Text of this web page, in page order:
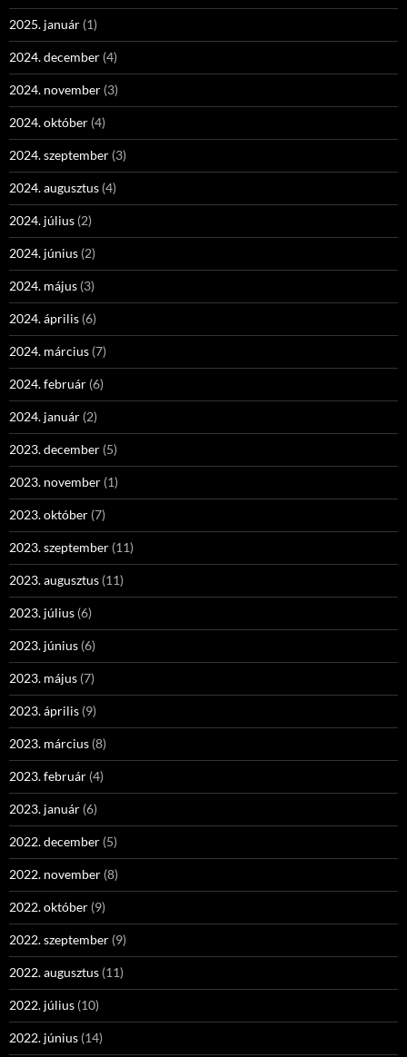
2025. január (1)
2024. december (4)
2024. november (3)
2024. október (4)
2024. szeptember (3)
2024. augusztus (4)
2024. július (2)
2024. június (2)
2024. május (3)
2024. április (6)
2024. március (7)
2024. február (6)
2024. január (2)
2023. december (5)
2023. november (1)
2023. október (7)
2023. szeptember (11)
2023. augusztus (11)
2023. július (6)
2023. június (6)
2023. május (7)
2023. április (9)
2023. március (8)
2023. február (4)
2023. január (6)
2022. december (5)
2022. november (8)
2022. október (9)
2022. szeptember (9)
2022. augusztus (11)
2022. július (10)
2022. június (14)